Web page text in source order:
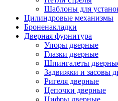
Шаблоны для
Цилиндровые механизмы
Броненакладки
Дверная фурнитура
Упоры дверные
Глазки дверные
Шпингалеты
Задвижки и засовы
Ригеля дверные
Цепочки дверные
Цифры дверные